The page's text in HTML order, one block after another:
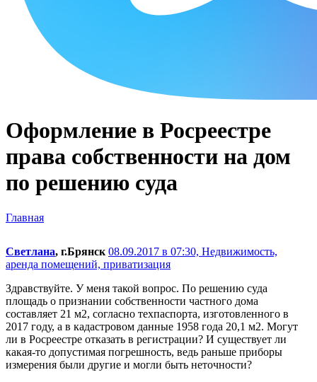
Оформление в Росреестре
права собственности на дом
по решению суда
Главная
Светлана, г.Брянск 08.09.2017 в 07:30, Недвижимость,
аренда помещений, приватизация
Здравствуйте. У меня такой вопрос. По решению суда
площадь о признании собственности частного дома
составляет 21 м2, согласно техпаспорта, изготовленного в
2017 году, а в кадастровом данные 1958 года 20,1 м2. Могут
ли в Росреестре отказать в регистрации? И существует ли
какая-то допустимая погрешность, ведь раньше приборы
измерения были другие и могли быть неточности?